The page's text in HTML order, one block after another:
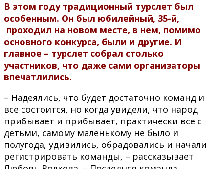
В этом году традиционный турслет был
особенным. Он был юбилейный, 35-й,
проходил на новом месте, в нем, помимо
основного конкурса, были и другие. И
главное – турслет собрал столько
участников, что даже сами организаторы
впечатлились.
– Надеялись, что будет достаточно команд и
все состоится, но когда увидели, что народ
прибывает и прибывает, практически все с
детьми, самому маленькому не было и
полугода, удивились, обрадовались и начали
регистрировать команды, – рассказывает